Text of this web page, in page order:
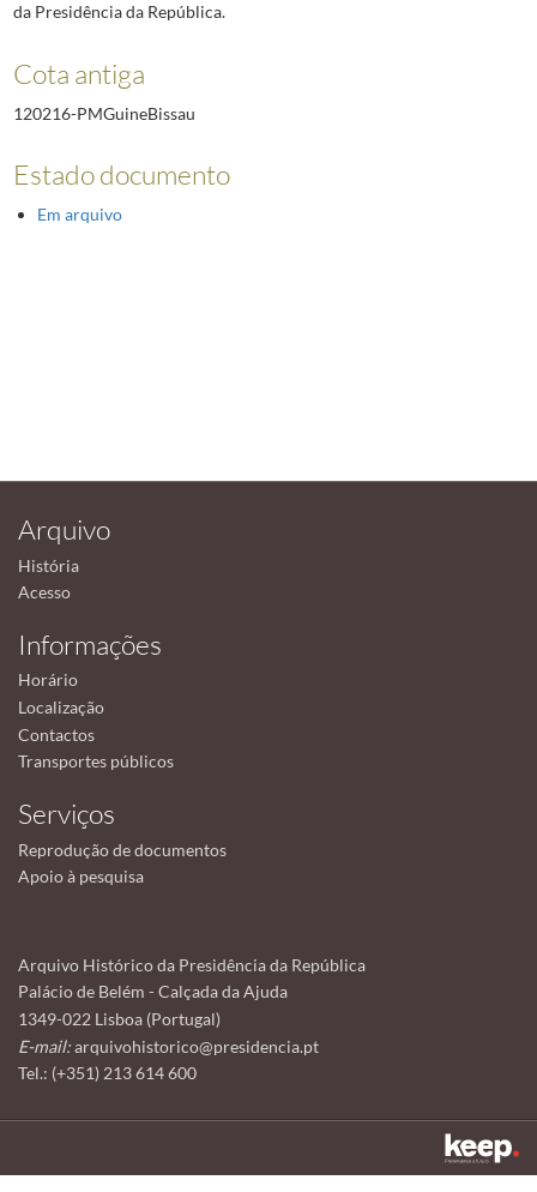
da Presidência da República.
Cota antiga
120216-PMGuineBissau
Estado documento
Em arquivo
Arquivo
História
Acesso
Informações
Horário
Localização
Contactos
Transportes públicos
Serviços
Reprodução de documentos
Apoio à pesquisa
Arquivo Histórico da Presidência da República
Palácio de Belém - Calçada da Ajuda
1349-022 Lisboa (Portugal)
E-mail:arquivohistorico@presidencia.pt
Tel.: (+351) 213 614 600